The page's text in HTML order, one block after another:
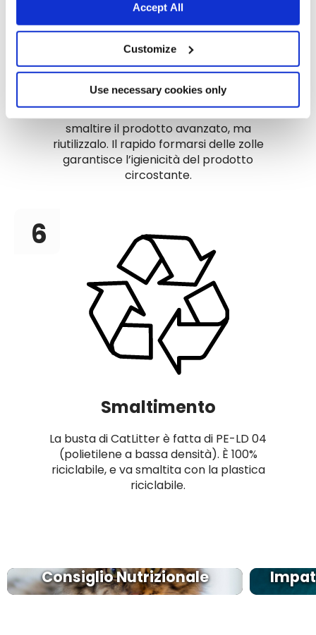
Accept All
Customize
Use necessary cookies only
Una volta al mese
Se decidi di lavare la cassetta, non
smaltire il prodotto avanzato, ma
riutilizzalo. Il rapido formarsi delle zolle
garantisce l’igienicità del prodotto
circostante.
6
Smaltimento
La busta di CatLitter è fatta di PE-LD 04
(polietilene a bassa densità). È 100%
riciclabile, e va smaltita con la plastica
riciclabile.
Consiglio Nutrizionale